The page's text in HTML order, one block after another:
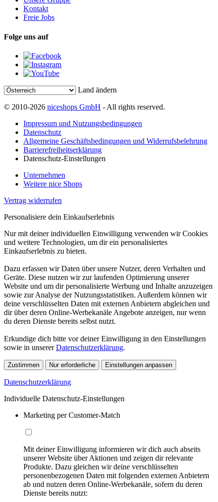
Kontakt
Freie Jobs
Folge uns auf
Land ändern
© 2010-2026 niceshops GmbH - All rights reserved.
Impressum und Nutzungsbedingungen
Datenschutz
Allgemeine Geschäftsbedingungen und Widerrufsbelehrung
Barrierefreiheitserklärung
Datenschutz-Einstellungen
Unternehmen
Weitere nice Shops
Vertrag widerrufen
Personalisiere dein Einkaufserlebnis
Nur mit deiner individuellen Einwilligung verwenden wir Cookies
und weitere Technologien, um dir ein personalisiertes
Einkaufserlebnis zu bieten.
Dazu erfassen wir Daten über unsere Nutzer, deren Verhalten und
Geräte. Diese nutzen wir zur laufenden Optimierung unserer
Website und um dir personalisierte Werbung und Inhalte anzuzeigen
sowie zur Analyse der Nutzungsstatistiken. Außerdem können wir
deine verschlüsselten Daten mit externen Anbietern abgleichen und
dir über deren Online-Werbekanäle Angebote anzeigen, nur wenn
du deren Dienste bereits selbst nutzt.
Erkundige dich bitte vor deiner Einwilligung in den Einstellungen
sowie in unsererDatenschutzerklärung.
Zustimmen Nur erforderliche Einstellungen anpassen
Datenschutzerklärung
Individuelle Datenschutz-Einstellungen
Marketing per Customer-Match
Mit deiner Einwilligung informieren wir dich auch abseits
unserer Website über Aktionen und zeigen dir relevante
Produkte. Dazu gleichen wir deine verschlüsselten
personenbezogenen Daten mit folgenden externen Anbietern
ab und nutzen deren Online-Werbekanäle, sofern du deren
Dienste bereits nutzt: